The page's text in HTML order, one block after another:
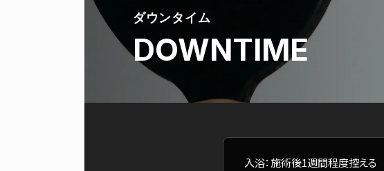
ダウンタイム
DOWNTIME
入浴：施術後1週間程度控える